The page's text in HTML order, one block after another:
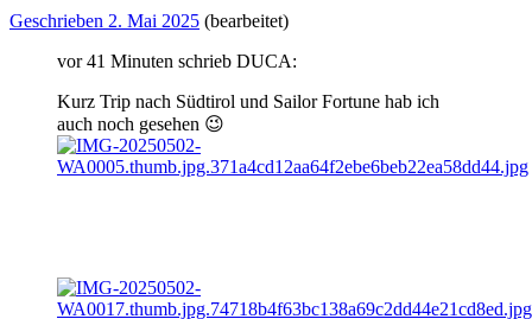
Geschrieben 2. Mai 2025 (bearbeitet)
vor 41 Minuten schrieb DUCA:
Kurz Trip nach Südtirol und Sailor Fortune hab ich
auch noch gesehen 😉